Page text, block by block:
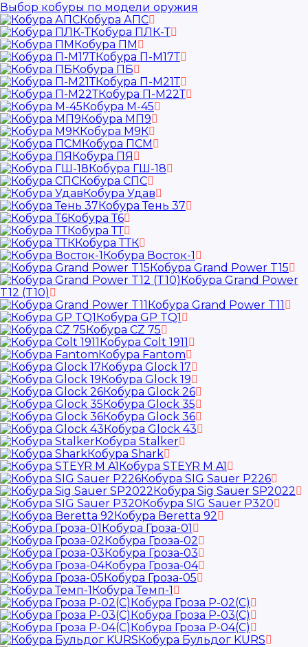
Выбор кобуры по модели оружия
Кобура АПС
Кобура ПЛК-Т
Кобура ПМ
Кобура П-М17Т
Кобура ПБ
Кобура П-М21Т
Кобура П-М22Т
Кобура М-45
Кобура МП9
Кобура М9К
Кобура ПСМ
Кобура ПЯ
Кобура ГШ-18
Кобура СПС
Кобура Удав
Кобура Тень 37
Кобура Т6
Кобура ТТ
Кобура ТТК
Кобура Восток-1
Кобура Grand Power T15
Кобура Grand Power
T12 (T10)
Кобура Grand Power T11
Кобура GP TQ1
Кобура CZ 75
Кобура Colt 1911
Кобура Fantom
Кобура Glock 17
Кобура Glock 19
Кобура Glock 26
Кобура Glock 35
Кобура Glock 36
Кобура Glock 43
Кобура Stalker
Кобура Shark
Кобура STEYR M A1
Кобура SIG Sauer P226
Кобура Sig Sauer SP2022
Кобура SIG Sauer P320
Кобура Beretta 92
Кобура Гроза-01
Кобура Гроза-02
Кобура Гроза-03
Кобура Гроза-04
Кобура Гроза-05
Кобура Темп-1
Кобура Гроза Р-02(С)
Кобура Гроза Р-03(С)
Кобура Гроза Р-04(С)
Кобура Бульдог KURS